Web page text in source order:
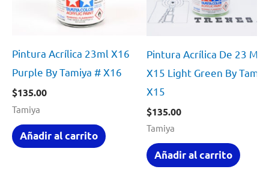
Pintura Acrílica 23ml X16
Purple By Tamiya # X16
$135.00
Tamiya
Añadir al carrito
Pintura Acrílica De 23 Ml
X15 Light Green By
X15
$135.00
Tamiya
Añadir al carrito